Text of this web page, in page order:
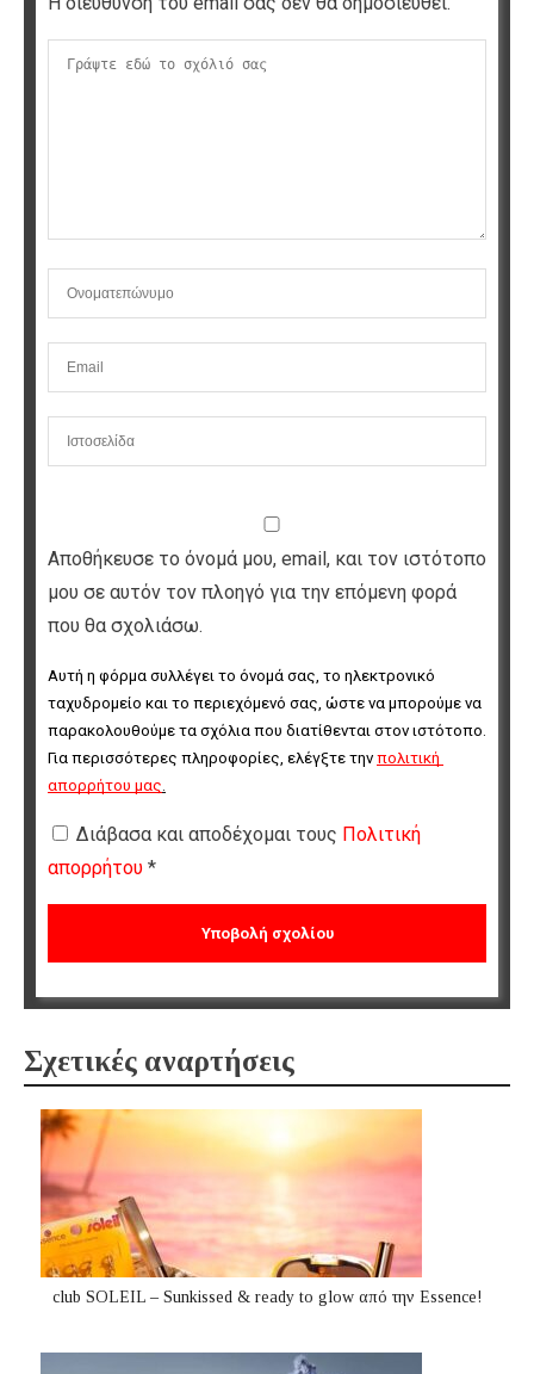
Αποθήκευσε το όνομά μου, email, και τον ιστότοπο
μου σε αυτόν τον πλοηγό για την επόμενη φορά
που θα σχολιάσω.
Αυτή η φόρμα συλλέγει το όνομά σας, το ηλεκτρονικό
ταχυδρομείο και το περιεχόμενό σας, ώστε να μπορούμε να
παρακολουθούμε τα σχόλια που διατίθενται στον ιστότοπο.
Για περισσότερες πληροφορίες, ελέγξτε την πολιτική
απορρήτου μας
Διάβασα και αποδέχομαι τους Πολιτική
απορρήτου *
Σχετικές αναρτήσεις
club SOLEIL – Sunkissed & ready to glow από την Essence!